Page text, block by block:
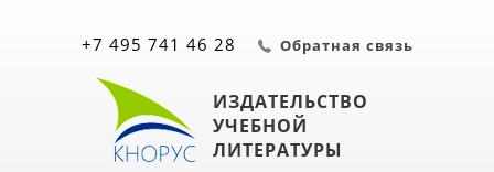
ИЗДАТЕЛЬСТВО
УЧЕБНОЙ
ЛИТЕРАТУРЫ
+7 495 741 46 28 Обратная связь